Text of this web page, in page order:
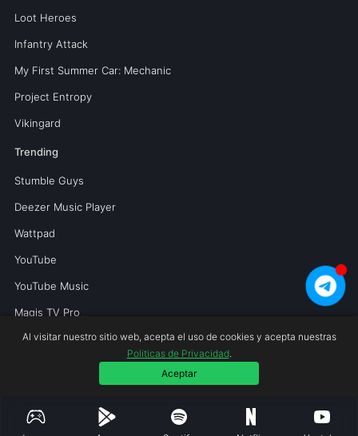
Loot Heroes
Infantry Attack
My First Summer Car: Mechanic
Project Entropy
Vikingard
Trending
Stumble Guys
Deezer Music Player
Wattpad
YouTube
YouTube Music
Magis TV Pro
Copyright © 2026 Mundoperfecto.net.
Al visitar nuestro sitio web, acepta el uso de cookies y acepta nuestras
Politicas de Privacidad.
Aceptar